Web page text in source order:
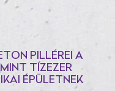
PILLÉREI A
TÍZEZER
ÉPÜLETNEK